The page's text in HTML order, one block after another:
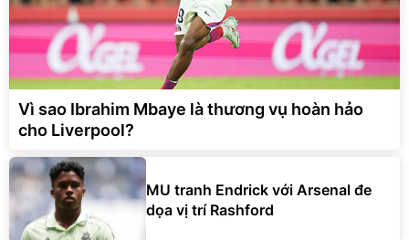
Vì sao Ibrahim Mbaye là thương vụ hoàn hảo
cho Liverpool?
MU tranh Endrick với Arsenal đe
dọa vị trí Rashford